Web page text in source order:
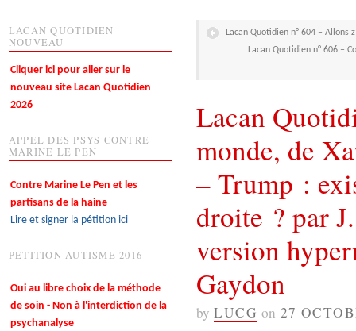
Lacan Quotidien n° 604 – Allons
Lacan Quotidien n° 606 –
Lacan
monde, de
– Trump :
droite ? par
version
Gaydon
by LUCG on 27
LACAN QUOTIDIEN
NOUVEAU
Cliquer ici pour aller sur le
nouveau site Lacan Quotidien
2026
APPEL DES PSYS CONTRE
MARINE LE PEN
Contre Marine Le Pen et les
partisans de la haine
Lire et signer la pétition ici
PETITION AUTISME 2016
Oui au libre choix de la méthode
de soin - Non à l'interdiction de la
psychanalyse